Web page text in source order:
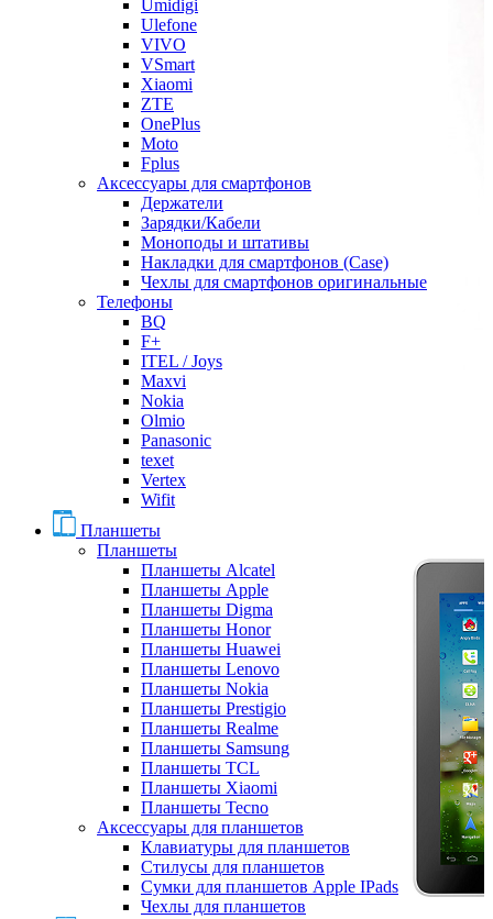
Umidigi
Ulefone
VIVO
VSmart
Xiaomi
ZTE
OnePlus
Moto
Fplus
Аксессуары для смартфонов
Держатели
Зарядки/Кабели
Моноподы и штативы
Накладки для смартфонов (Case)
Чехлы для смартфонов оригинальные
Телефоны
BQ
F+
ITEL / Joys
Maxvi
Nokia
Olmio
Panasonic
texet
Vertex
Wifit
Планшеты
Планшеты
Планшеты Alcatel
Планшеты Apple
Планшеты Digma
Планшеты Honor
Планшеты Huawei
Планшеты Lenovo
Планшеты Nokia
Планшеты Prestigio
Планшеты Realme
Планшеты Samsung
Планшеты TCL
Планшеты Xiaomi
Планшеты Tecno
Аксессуары для планшетов
Клавиатуры для планшетов
Стилусы для планшетов
Сумки для планшетов Apple IPads
Чехлы для планшетов